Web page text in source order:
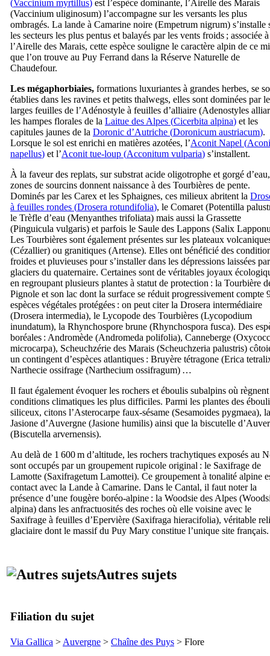
(Vaccinium myrtillus) est l’espèce dominante, l’Airelle des Marais
(Vaccinium uliginosum) l’accompagne sur les versants les plus
ombragés. La lande à Camarine noire (Empetrum nigrum) s’installe
les secteurs les plus pentus et balayés par les vents froids ; associée à
l’Airelle des Marais, cette espèce souligne le caractère alpin de ce
que l’on trouve au Puy Ferrand dans la Réserve Naturelle de
Chaudefour.
Les mégaphorbiaies, formations luxuriantes à grandes herbes, se
établies dans les ravines et petits thalwegs, elles sont dominées par
larges feuilles de l’Adénostyle à feuilles d’alliaire (Adenostyles
les hampes florales de la Laitue des Alpes (Cicerbita alpina) et les
capitules jaunes de la Doronic d’Autriche (Doronicum austriacum).
Lorsque le sol est enrichi en matières azotées, l’Aconit Napel (
napellus) et l’Aconit tue-loup (Acconitum vulparia) s’installent.
À la faveur des replats, sur substrat acide oligotrophe et gorgé
zones de sourcins donnent naissance à des Tourbières de pente.
Dominés par les Carex et les Sphaignes, ces milieux abritent la
à feuilles rondes (Drosera rotundifolia), le Comaret (Potentilla
le Trèfle d’eau (Menyanthes trifoliata) mais aussi la Grassette
(Pinguicula vulgaris) et parfois le Saule des Lappons (Salix
Les Tourbières sont également présentes sur les plateaux
(Cézallier) ou granitiques (Artense). Elles ont bénéficié des
froides et pluvieuses pour s’installer dans les dépressions laissées
glaciers du quaternaire. Certaines sont de véritables joyaux
en regroupant plusieurs plantes à statut de protection : la Tourbière
Pignole et son lac dont la surface se réduit progressivement compte
espèces végétales protégées : on peut citer la Drosera intermédiaire
(Drosera intermedia), le Lycopode des Tourbières (Lycopodium
inundatum), la Rhynchospore brune (Rhynchospora fusca). Des
boréales : Andromède (Andromeda polifolia), Canneberge (
microcarpa), Scheuchzérie des Marais (Scheuchzeria palustris)
un contingent d’espèces atlantiques : Bruyère tétragone (Erica
Narthecie ossifrage (Narthecium ossifragum) …
Il faut également évoquer les rochers et éboulis subalpins où règnent
conditions climatiques les plus difficiles. Parmi les plantes des
siliceux, citons l’Asterocarpe faux-sésame (Sesamoides pygmaea), la
Jasione d’Auvergne (Jasione humilis) ainsi que la biscutelle
(Biscutella arvernensis).
Au delà de 1 600 m d’altitude, les rochers trachytiques exposés au
sont occupés par un groupement rupicole original : le Saxifrage de
Lamotte (Saxifragetum Lamottei). Ce groupement à tonalité alpine
contact avec la Lande à Camarine. Dans le Cantal, il faut noter la
présence d’une fougère boréo-alpine : la Woodsie des Alpes (
alpina) dans les anfractuosités des roches où elle voisine avec le
Saxifrage à feuilles d’Epervière (Saxifraga hieracifolia), véritable
glaciaire dont le massif du Puy Mary constitue l’unique site français.
Autres sujets
Filiation du sujet
Via Gallica > Auvergne > Chaîne des Puys > Flore